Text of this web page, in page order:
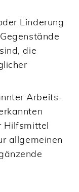
Linderung
die
Arbeits-
Hilfsmittel
allgemeinen